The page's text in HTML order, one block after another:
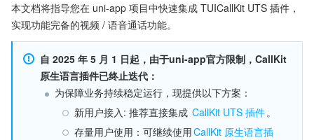
本文档将指导您在 uni-app 项目中快速集成 TUICallKit UTS 插件，
实现功能完备的视频 / 语音通话功能。
自 2025 年 5 月 1 日起，由于uni-app官方限制，CallKit
原生语言插件已终止迭代​​：
为保障业务持续稳定运行，现提供以下方案：
新用户接入: 推荐直接集成 CallKit UTS 插件。
存量用户使用：可继续使用CallKit 原生语言插